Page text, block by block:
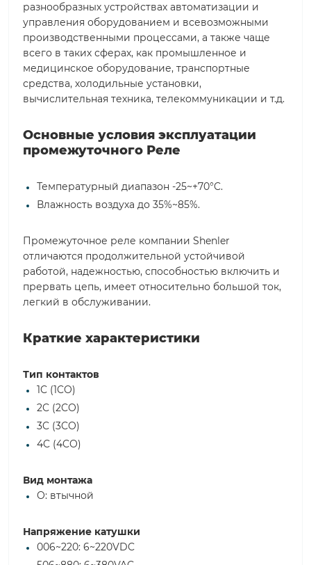
разнообразных устройствах автоматизации и
управления оборудованием и всевозможными
производственными процессами, а также чаще
всего в таких сферах, как промышленное и
медицинское оборудование, транспортные
средства, холодильные установки,
вычислительная техника, телекоммуникации и т.д.
Основные условия эксплуатации
промежуточного Реле
Температурный диапазон -25~+70°C.
Влажность воздуха до 35%~85%.
Промежуточное реле компании Shenler
отличаются продолжительной устойчивой
работой, надежностью, способностью включить и
прервать цепь, имеет относительно большой ток,
легкий в обслуживании.
Краткие характеристики
Тип контактов
1C (1CO)
2C (2CO)
3C (3CO)
4C (4CO)
Вид монтажа
O: втычной
Напряжение катушки
006~220: 6~220VDC